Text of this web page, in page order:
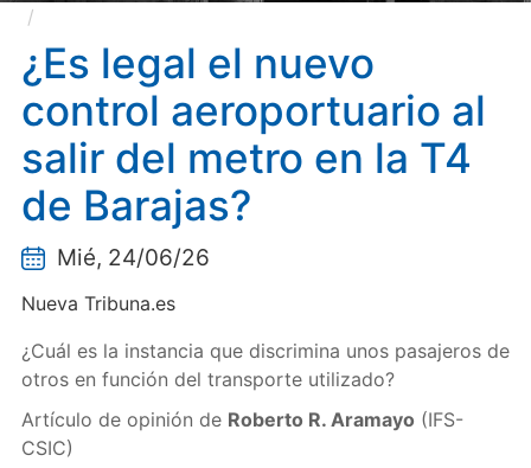
metro en la T4 de Barajas?
¿Es legal el nuevo
control aeroportuario al
salir del metro en la T4
de Barajas?
Mié, 24/06/26
Nueva Tribuna.es
¿Cuál es la instancia que discrimina unos pasajeros de
otros en función del transporte utilizado?
Artículo de opinión de Roberto R. Aramayo (IFS-
CSIC)